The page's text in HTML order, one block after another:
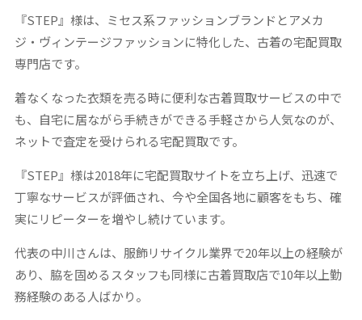
『STEP』様は、ミセス系ファッションブランドとアメカ
ジ・ヴィンテージファッションに特化した、古着の宅配買取
専門店です。
着なくなった衣類を売る時に便利な古着買取サービスの中で
も、自宅に居ながら手続きができる手軽さから人気なのが、
ネットで査定を受けられる宅配買取です。
『STEP』様は2018年に宅配買取サイトを立ち上げ、迅速で
丁寧なサービスが評価され、今や全国各地に顧客をもち、確
実にリピーターを増やし続けています。
代表の中川さんは、服飾リサイクル業界で20年以上の経験が
あり、脇を固めるスタッフも同様に古着買取店で10年以上勤
務経験のある人ばかり。